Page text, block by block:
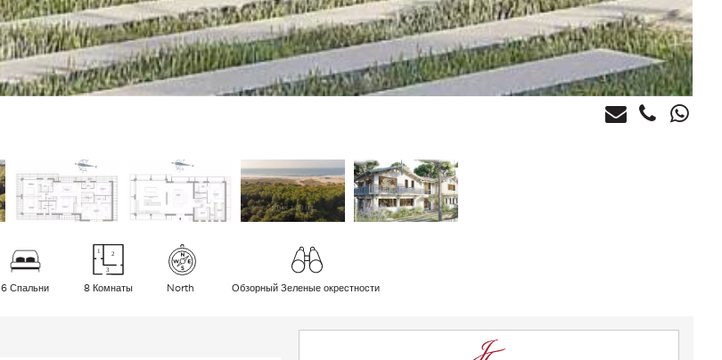
6 Спальни 8 Комнаты North Обзорный Зеленые окрестности